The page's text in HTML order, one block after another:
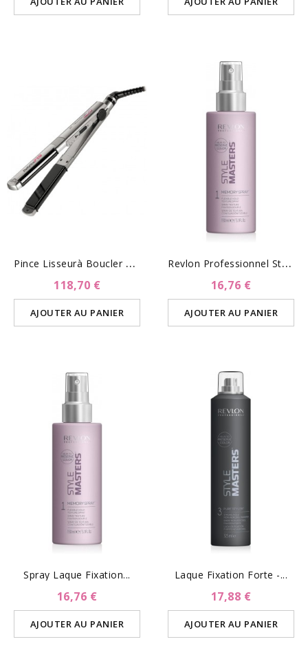
P
Ince Lisseurà Boucler 2 En...
118,70 €
AJOUTER AU PANIER
R
Evlon Professionnel Style...
16,76 €
AJOUTER AU PANIER
Spray Laque Fixation...
16,76 €
AJOUTER AU PANIER
Laque Fixation Forte -...
17,88 €
AJOUTER AU PANIER